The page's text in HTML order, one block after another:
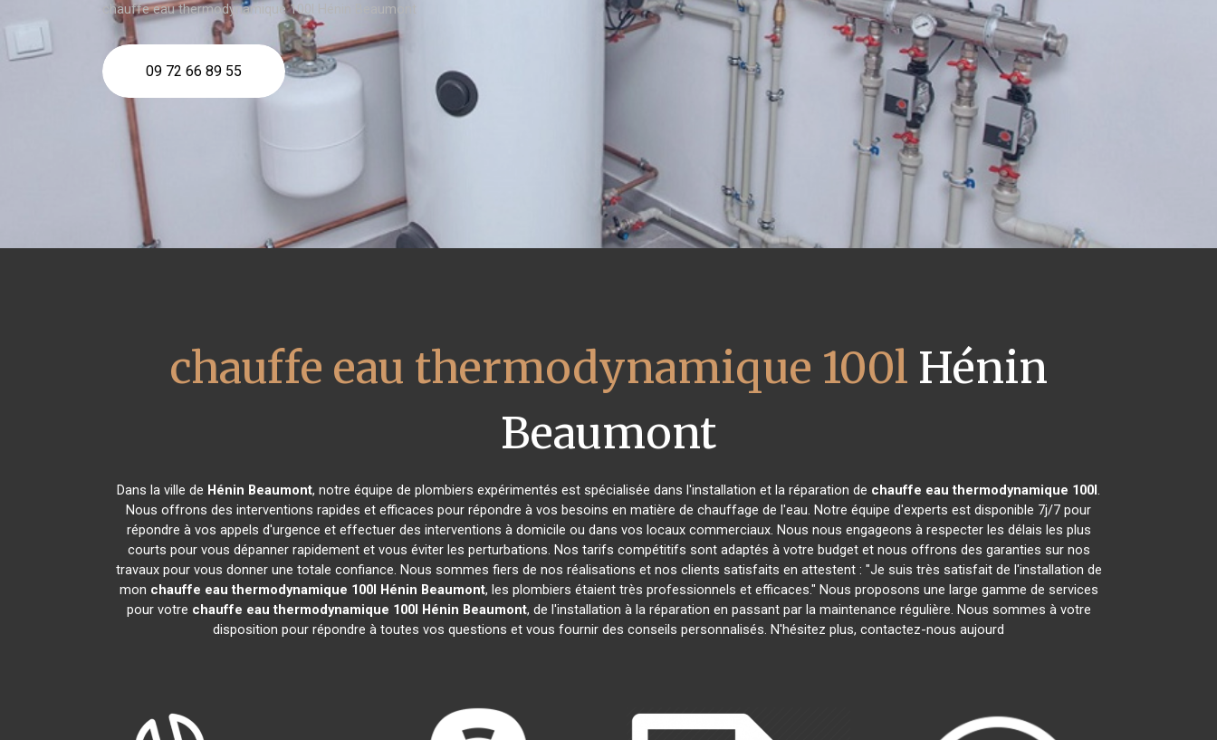
chauffe eau thermodynamique 100l Hénin Beaumont
09 72 66 89 55
chauffe eau thermodynamique 100l Hénin
Beaumont
Dans la ville de Hénin Beaumont, notre équipe de plombiers expérimentés est spécialisée dans l'installation et la réparation de chauffe eau thermodynamique 100l.
Nous offrons des interventions rapides et efficaces pour répondre à vos besoins en matière de chauffage de l'eau. Notre équipe d'experts est disponible 7j/7 pour
répondre à vos appels d'urgence et effectuer des interventions à domicile ou dans vos locaux commerciaux. Nous nous engageons à respecter les délais les plus
courts pour vous dépanner rapidement et vous éviter les perturbations. Nos tarifs compétitifs sont adaptés à votre budget et nous offrons des garanties sur nos
travaux pour vous donner une totale confiance. Nous sommes fiers de nos réalisations et nos clients satisfaits en attestent : "Je suis très satisfait de l'installation de
mon chauffe eau thermodynamique 100l Hénin Beaumont, les plombiers étaient très professionnels et efficaces." Nous proposons une large gamme de services
pour votre chauffe eau thermodynamique 100l Hénin Beaumont, de l'installation à la réparation en passant par la maintenance régulière. Nous sommes à votre
disposition pour répondre à toutes vos questions et vous fournir des conseils personnalisés. N'hésitez plus, contactez-nous aujourd